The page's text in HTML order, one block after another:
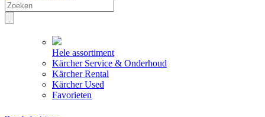
Hele assortiment
Kärcher Service & Onderhoud
Kärcher Rental
Kärcher Used
Favorieten